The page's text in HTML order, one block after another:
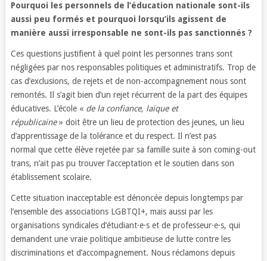
Pourquoi les personnels de l’éducation nationale sont-ils
aussi peu formés et pourquoi lorsqu’ils agissent de
manière aussi irresponsable ne sont-ils pas sanctionnés ?
Ces questions justifient à quel point les personnes trans sont
négligées par nos responsables politiques et administratifs. Trop de
cas d’exclusions, de rejets et de non-accompagnement nous sont
remontés. Il s’agit bien d’un rejet récurrent de la part des équipes
éducatives. L’école « de la confiance, laïque et
républicaine» doit être un lieu de protection des jeunes, un lieu
d’apprentissage de la tolérance et du respect. Il n’est pas
normal que cette élève rejetée par sa famille suite à son coming-out
trans, n’ait pas pu trouver l’acceptation et le soutien dans son
établissement scolaire.
Cette situation inacceptable est dénoncée depuis longtemps par
l’ensemble des associations LGBTQI+, mais aussi par les
organisations syndicales d’étudiant·e·s et de professeur·e·s, qui
demandent une vraie politique ambitieuse de lutte contre les
discriminations et d’accompagnement. Nous réclamons depuis